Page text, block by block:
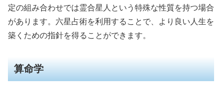
定の組み合わせでは霊合星人という特殊な性質を持つ場合
があります。六星占術を利用することで、より良い人生を
築くための指針を得ることができます。
算命学